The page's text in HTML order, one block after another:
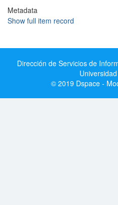
Metadata
Show full item record
Dirección de Servicios de
© 2019 Dspace -